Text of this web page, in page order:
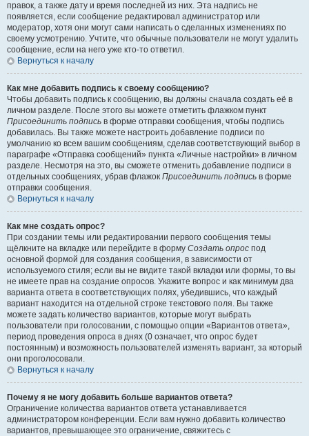
правок, а также дату и время последней из них. Эта надпись не
появляется, если сообщение редактировал администратор или
модератор, хотя они могут сами написать о сделанных изменениях по
своему усмотрению. Учтите, что обычные пользователи не могут удалить
сообщение, если на него уже кто-то ответил.
Вернуться к началу
Как мне добавить подпись к своему сообщению?
Чтобы добавить подпись к сообщению, вы должны сначала создать её в
личном разделе. После этого вы можете отметить флажком пункт
Присоединить подпись в форме отправки сообщения, чтобы подпись
добавилась. Вы также можете настроить добавление подписи по
умолчанию ко всем вашим сообщениям, сделав соответствующий выбор в
параграфе «Отправка сообщений» пункта «Личные настройки» в личном
разделе. Несмотря на это, вы сможете отменить добавление подписи в
отдельных сообщениях, убрав флажок Присоединить подпись в форме
отправки сообщения.
Вернуться к началу
Как мне создать опрос?
При создании темы или редактировании первого сообщения темы
щёлкните на вкладке или перейдите в форму Создать опрос под
основной формой для создания сообщения, в зависимости от
используемого стиля; если вы не видите такой вкладки или формы, то вы
не имеете прав на создание опросов. Укажите вопрос и как минимум два
варианта ответа в соответствующих полях, убедившись, что каждый
вариант находится на отдельной строке текстового поля. Вы также
можете задать количество вариантов, которые могут выбрать
пользователи при голосовании, с помощью опции «Вариантов ответа»,
период проведения опроса в днях (0 означает, что опрос будет
постоянным) и возможность пользователей изменять вариант, за который
они проголосовали.
Вернуться к началу
Почему я не могу добавить больше вариантов ответа?
Ограничение количества вариантов ответа устанавливается
администратором конференции. Если вам нужно добавить количество
вариантов, превышающее это ограничение, свяжитесь с